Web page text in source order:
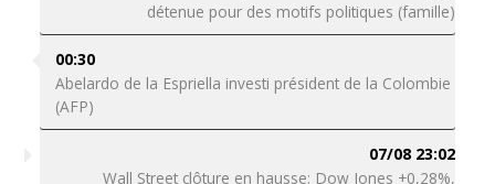
détenue pour des motifs politiques (famille)
00:30
Abelardo de la Espriella investi président de la Colombie
(AFP)
07/08 23:02
Wall Street clôture en hausse: Dow Jones +0,28%,